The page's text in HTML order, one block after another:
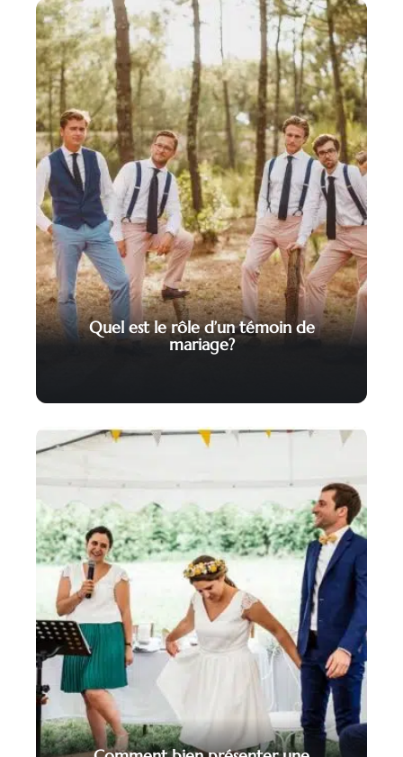
Quel est le rôle d’un témoin de
mariage?